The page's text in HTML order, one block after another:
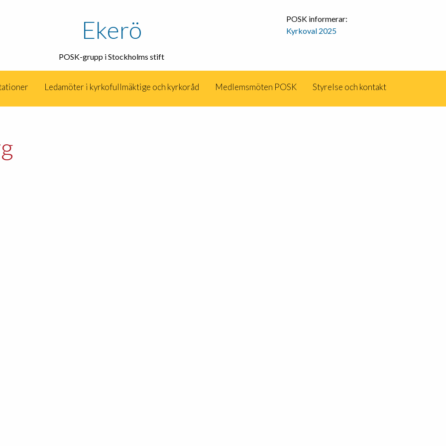
Ekerö
POSK-grupp i Stockholms stift
POSK informerar:
Kyrkoval 2025
Ledamöter i kyrkofullmäktige och kyrkoråd Medlemsmöten POSK Styrelse och kontakt